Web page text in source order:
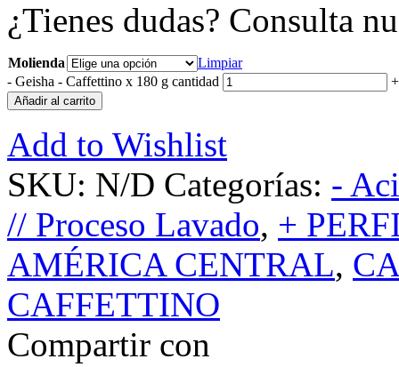
¿Tienes dudas? Consulta
Molienda
Limpiar
- Geisha - Caffettino x 180 g cantidad +
Añadir al carrito
Add to Wishlist
SKU: N/D Categorías: -
// Proceso Lavado, +
AMÉRICA CENTRAL,
CAFFETTINO
Compartir con